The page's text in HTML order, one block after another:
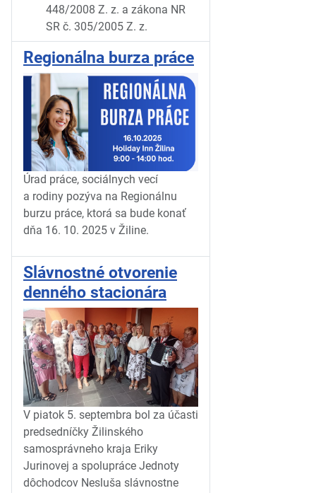
448/2008 Z. z. a zákona NR
SR č. 305/2005 Z. z.
Regionálna burza práce
Úrad práce, sociálnych vecí
a rodiny pozýva na Regionálnu
burzu práce, ktorá sa bude konať
dňa 16. 10. 2025 v Žiline.
Slávnostné otvorenie
denného stacionára
V piatok 5. septembra bol za účasti
predsedníčky Žilinského
samosprávneho kraja Eriky
Jurinovej a spolupráce Jednoty
dôchodcov Nesluša slávnostne